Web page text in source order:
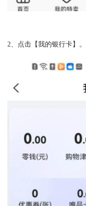
2、点击【我的银行卡】。